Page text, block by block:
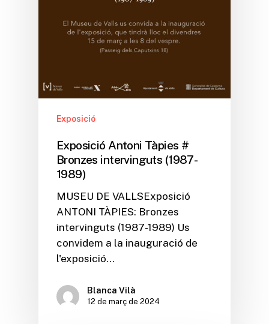
Exposició
Exposició Antoni Tàpies #
Bronzes intervinguts (1987-
1989)
MUSEU DE VALLSExposició
ANTONI TÀPIES: Bronzes
intervinguts (1987-1989) Us
convidem a la inauguració de
l'exposició…
Blanca Vilà
12 de març de 2024